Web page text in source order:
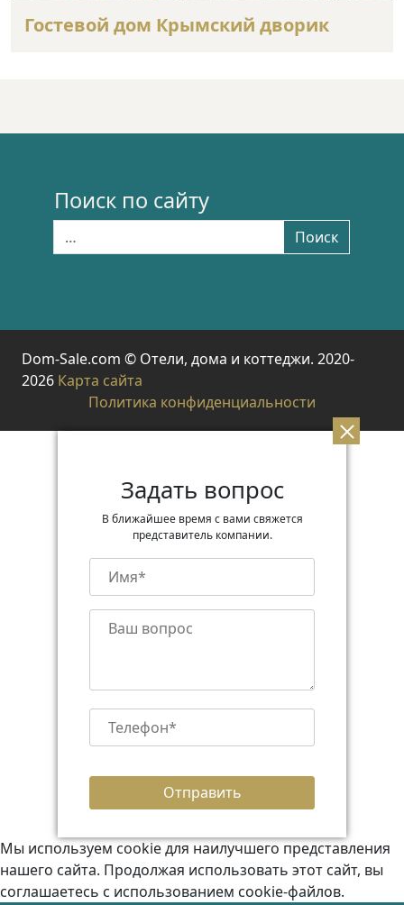
Гостевой дом Крымский дворик
Поиск по сайту
Поиск
Dom-Sale.com © Отели, дома и коттеджи. 2020-
2026 Карта сайта
Политика конфиденциальности
Задать вопрос
В ближайшее время с вами свяжется
представитель компании.
Мы используем cookie для наилучшего представления
нашего сайта. Продолжая использовать этот сайт, вы
соглашаетесь с использованием cookie-файлов.